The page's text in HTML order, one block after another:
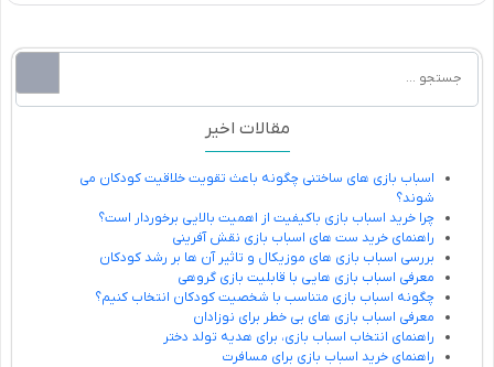
مقالات اخیر
اسباب بازی های ساختنی چگونه باعث تقویت خلاقیت کودکان می
شوند؟
چرا خرید اسباب بازی باکیفیت از اهمیت بالایی برخوردار است؟
راهنمای خرید ست های اسباب بازی نقش آفرینی
بررسی اسباب بازی های موزیکال و تاثیر آن ها بر رشد کودکان
معرفی اسباب بازی هایی با قابلیت بازی گروهی
چگونه اسباب بازی متناسب با شخصیت کودکان انتخاب کنیم؟
معرفی اسباب بازی های بی خطر برای نوزادان
راهنمای انتخاب اسباب بازی، برای هدیه تولد دختر
راهنمای خرید اسباب بازی برای مسافرت